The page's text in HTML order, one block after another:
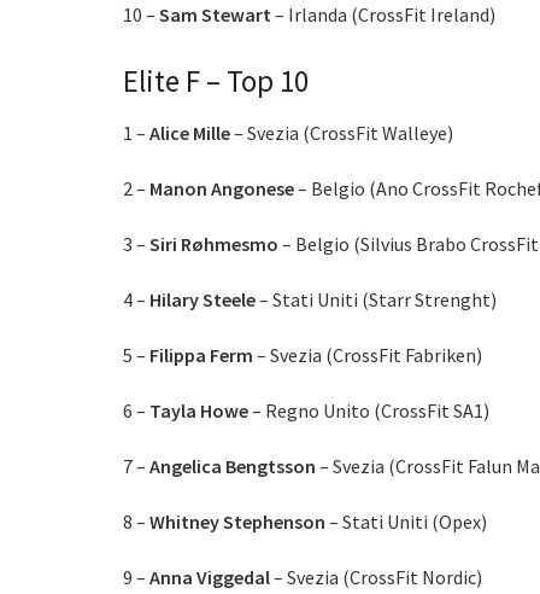
10 – Sam Stewart – Irlanda (CrossFit Ireland)
Elite F – Top 10
1 – Alice Mille– Svezia (CrossFit Walleye)
2 – Manon Angonese– Belgio (Ano CrossFit
3 – Siri Røhmesmo – Belgio (Silvius Brabo
4 – Hilary Steele– Stati Uniti (Starr Strenght)
5 – Filippa Ferm – Svezia (CrossFit Fabriken)
6 – Tayla Howe– Regno Unito (CrossFit SA1)
7 – Angelica Bengtsson – Svezia (CrossFit Falun
8 – Whitney Stephenson – Stati Uniti (Opex)
9 – Anna Viggedal– Svezia (CrossFit Nordic)